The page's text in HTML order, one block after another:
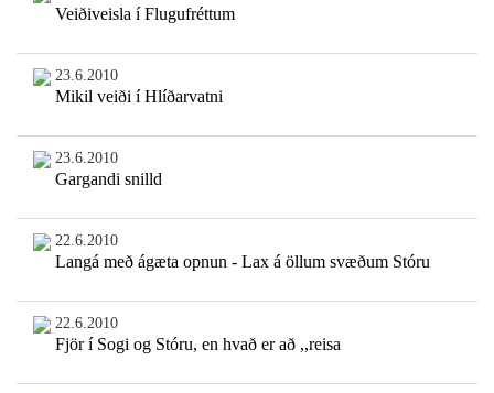
Veiðiveisla í Flugufréttum
23.6.2010
Mikil veiði í Hlíðarvatni
23.6.2010
Gargandi snilld
22.6.2010
Langá með ágæta opnun - Lax á öllum svæðum Stóru
22.6.2010
Fjör í Sogi og Stóru, en hvað er að ,,reisa